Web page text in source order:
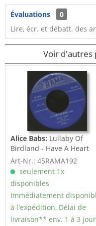
Évaluations
0
Lire, écr. et débatt. des
Voir d'autres
Alice Babs: Lullaby Of
Birdland - Have A Heart
(7inch,...
Art-Nr.: 45RAMA192
seulement 1x
disponibles
Immédiatement
à l'expédition, Délai de
livraison** env. 1 à 3